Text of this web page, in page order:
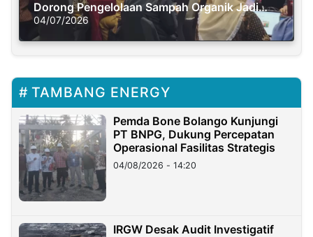
Dorong Pengelolaan Sampah Organik Jadi
Solusi Krisis Iklim
04/07/2026
TAMBANG ENERGY
Pemda Bone Bolango Kunjungi
PT BNPG, Dukung Percepatan
Operasional Fasilitas Strategis
04/08/2026 - 14:20
IRGW Desak Audit Investigatif